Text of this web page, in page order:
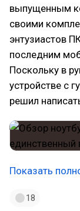
выпущенным
своими
энтузиастов
последним
Поскольку в
устройстве с
решил
Показать
18